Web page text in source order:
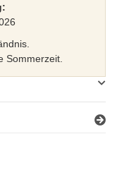
Sommerzeit.